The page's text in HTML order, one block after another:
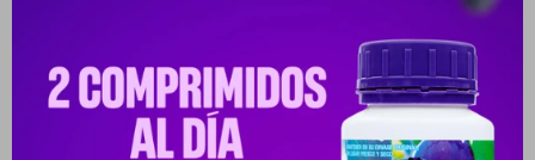
Medios de pago